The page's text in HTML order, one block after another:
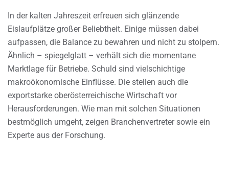
In der kalten Jahreszeit erfreuen sich glänzende
Eislaufplätze großer Beliebtheit. Einige müssen dabei
aufpassen, die Balance zu bewahren und nicht zu stolpern.
Ähnlich – spiegelglatt – verhält sich die momentane
Marktlage für Betriebe. Schuld sind vielschichtige
makroökonomische Einflüsse. Die stellen auch die
exportstarke oberösterreichische Wirtschaft vor
Herausforderungen. Wie man mit solchen Situationen
bestmöglich umgeht, zeigen Branchenvertreter sowie ein
Experte aus der Forschung.